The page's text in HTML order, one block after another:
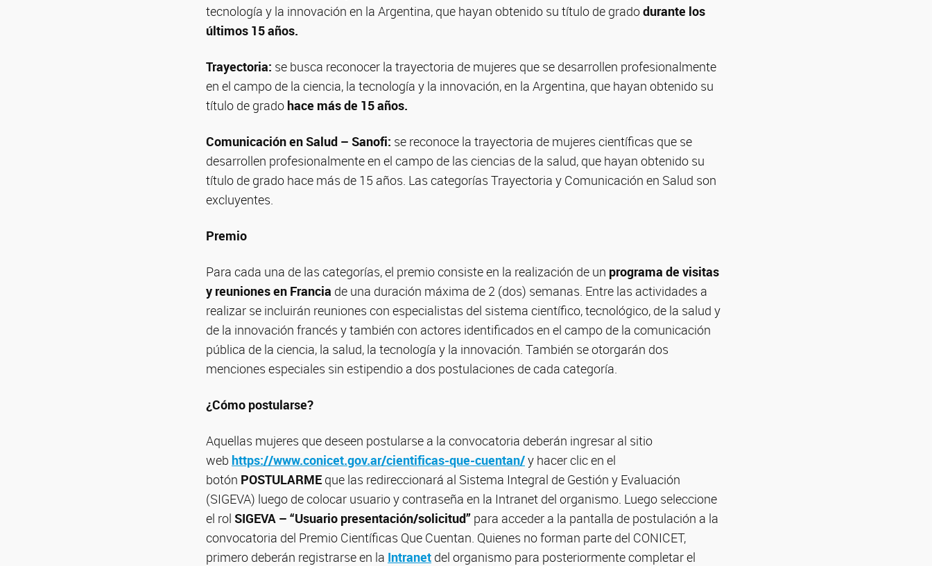
tecnología y la innovación en la Argentina, que hayan obtenido su título de gradodurante los
últimos 15 años.
Trayectoria: se busca reconocer la trayectoria de mujeres que se desarrollen profesionalmente
en el campo de la ciencia, la tecnología y la innovación, en la Argentina, que hayan obtenido su
título de grado hace más de 15 años.
Comunicación en Salud – Sanofi: se reconoce la trayectoria de mujeres científicas que se
desarrollen profesionalmente en el campo de las ciencias de la salud, que hayan obtenido su
título de grado hace más de 15 años. Las categorías Trayectoria y Comunicación en Salud son
excluyentes.
Premio
Para cada una de las categorías, el premio consiste en la realización de un programa de visitas
y reuniones en Francia de una duración máxima de 2 (dos) semanas. Entre las actividades a
realizar se incluirán reuniones con especialistas del sistema científico, tecnológico, de la salud y
de la innovación francés y también con actores identificados en el campo de la comunicación
pública de la ciencia, la salud, la tecnología y la innovación. También se otorgarán dos
menciones especiales sin estipendio a dos postulaciones de cada categoría.
¿Cómo postularse?
Aquellas mujeres que deseen postularse a la convocatoria deberán ingresar al sitio
web https://www.conicet.gov.ar/cientificas-que-cuentan/y hacer clic en el
botón POSTULARME que las redireccionará al Sistema Integral de Gestión y Evaluación
(SIGEVA) luego de colocar usuario y contraseña en la Intranet del organismo. Luego seleccione
el rol SIGEVA – “Usuario presentación/solicitud” para acceder a la pantalla de postulación a la
convocatoria del Premio Científicas Que Cuentan. Quienes no forman parte del CONICET,
primero deberán registrarse en la Intranet del organismo para posteriormente completar el